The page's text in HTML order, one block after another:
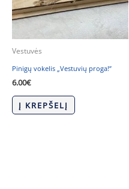
Vestuvės
Pinigų vokelis „Vestuvių proga!”
6.00€
Į KREPŠELĮ